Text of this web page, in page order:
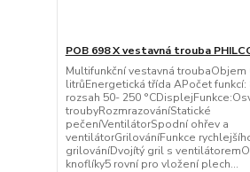
POB 698 X vestavná trouba
Multifunkční vestavná troubaObjem
litrůEnergetická třída APočet
rozsah 50- 250
troubyRozmrazováníStatické
pečeníVentilátorSpodní ohřev a
ventilátorGrilováníFunkce
grilováníDvojítý gril s
knoflíky5 rovní pro vložení plech...